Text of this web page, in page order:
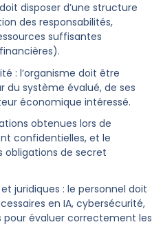
disposer d’une structure
des responsabilités,
suffisantes
: l’organisme doit être
du système évalué, de ses
économique intéressé.
obtenues lors de
confidentielles, et le
obligations de secret
juridiques : le personnel doit
en IA, cybersécurité,
évaluer correctement les